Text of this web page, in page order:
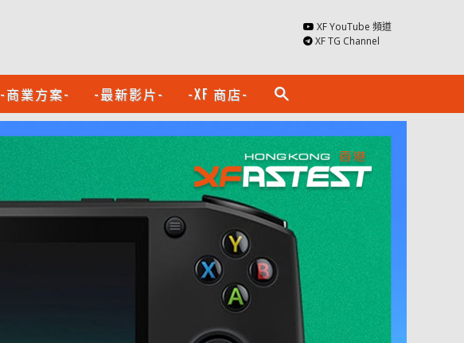
XF YouTube 頻道
XF TG Channel
-商業方案- -最新影片- -XF 商店- search